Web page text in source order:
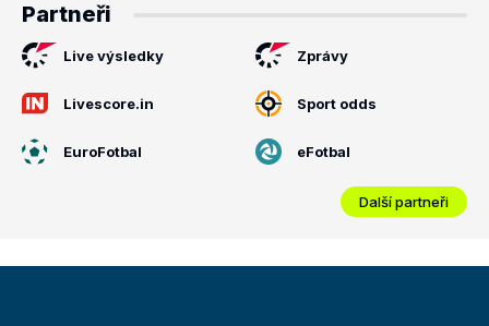
Partneři
Live výsledky Zprávy
Livescore.in Sport odds
EuroFotbal eFotbal
Další partneři